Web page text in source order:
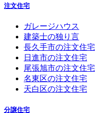
注文住宅
ガレージハウス
建築士の独り言
長久手市の注文住宅
日進市の注文住宅
尾張旭市の注文住宅
名東区の注文住宅
天白区の注文住宅
分譲住宅